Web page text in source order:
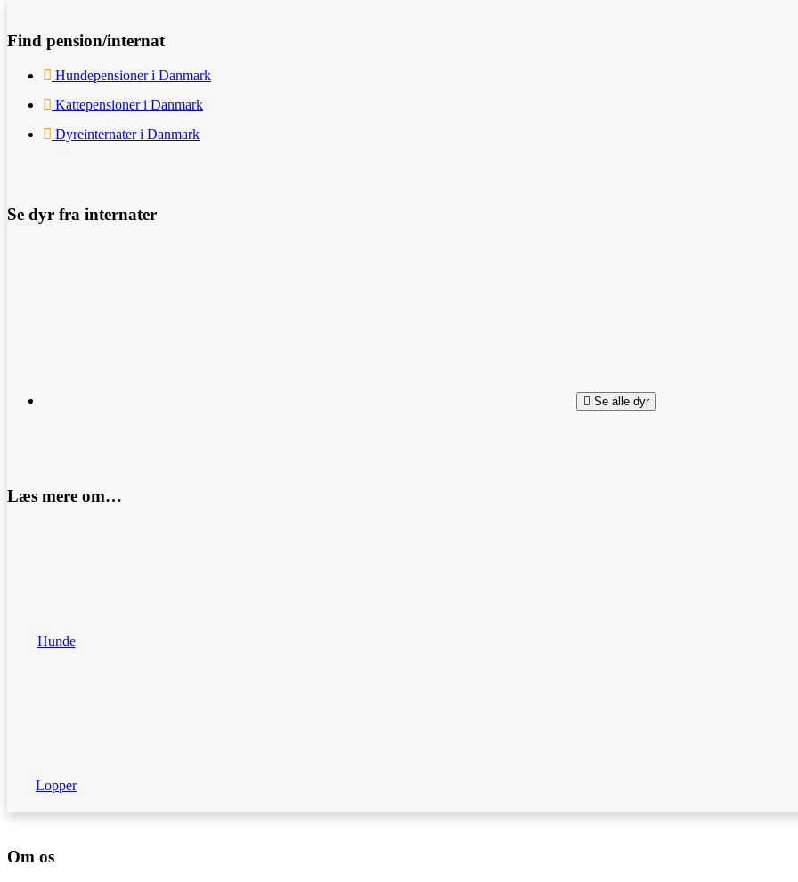
Find pension/internat
Hundepensioner i Danmark
Kattepensioner i Danmark
Dyreinternater i Danmark
Se dyr fra internater
Se alle dyr
Læs mere om…
Hunde
Lopper
Om os